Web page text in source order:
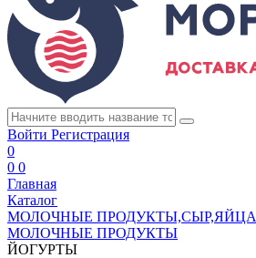
Войти Регистрация
0
0 0
Главная
Каталог
МОЛОЧНЫЕ ПРОДУКТЫ,СЫР,ЯЙЦА
МОЛОЧНЫЕ ПРОДУКТЫ
ЙОГУРТЫ